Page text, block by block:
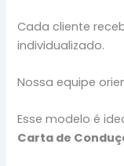
Cada cliente
individualizado.
Nossa equipe
Esse modelo é
Carta de